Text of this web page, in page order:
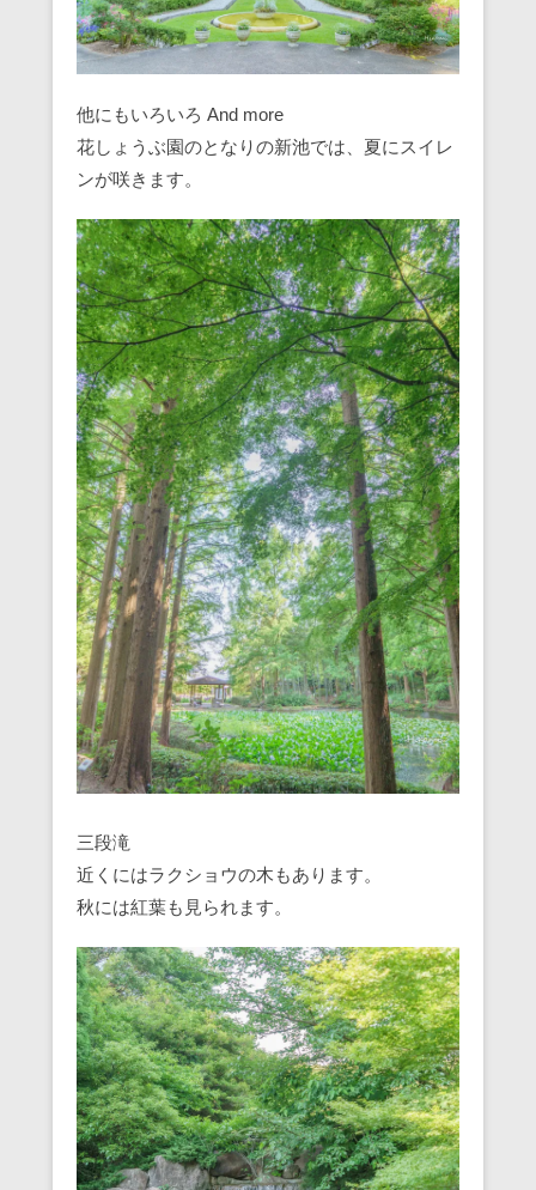
他にもいろいろ And more
花しょうぶ園のとなりの新池では、夏にスイレ
ンが咲きます。
三段滝
近くにはラクショウの木もあります。
秋には紅葉も見られます。